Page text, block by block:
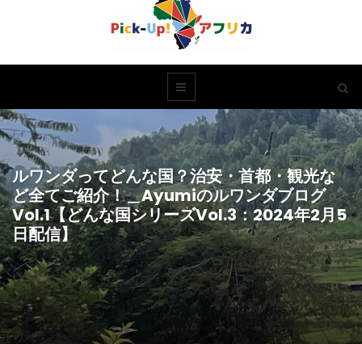
ルワンダってどんな国？治安・首都・観光な
ど全てご紹介！＿Ayumiのルワンダブログ
Vol.1【どんな国シリーズVol.3：2024年2月5
日配信】